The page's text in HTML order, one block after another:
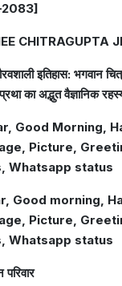
CHITRAGUPTA JI
इतिहास: भगवान
का अद्भुत वैज्ञानिक
Good Morning,
Picture,
Whatsapp status
Good morning,
Picture,
Whatsapp status